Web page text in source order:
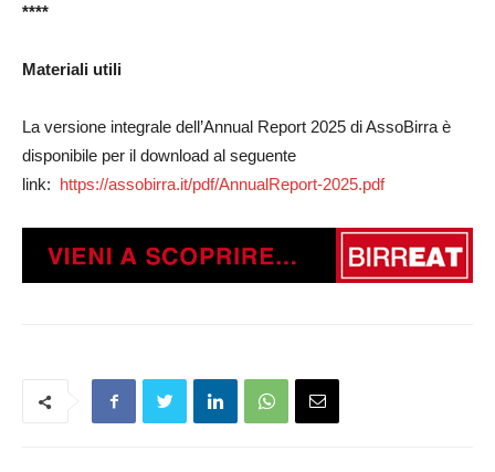
****
Materiali utili
La versione integrale dell’Annual Report 2025 di AssoBirra è
disponibile per il download al seguente
link: https://assobirra.it/pdf/AnnualReport-2025.pdf